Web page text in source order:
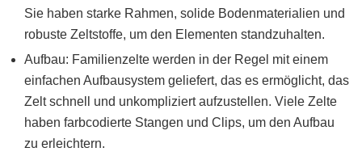
Sie haben starke Rahmen, solide Bodenmaterialien und
robuste Zeltstoffe, um den Elementen standzuhalten.
Aufbau: Familienzelte werden in der Regel mit einem
einfachen Aufbausystem geliefert, das es ermöglicht, das
Zelt schnell und unkompliziert aufzustellen. Viele Zelte
haben farbcodierte Stangen und Clips, um den Aufbau
zu erleichtern.